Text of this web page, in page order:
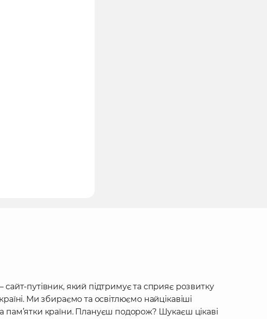
сайт-путівник, який підтримує та сприяє розвитку
Ми збираємо та освітлюємо найцікавіші
пам’ятки країни. Плануєш подорож? Шукаєш цікаві